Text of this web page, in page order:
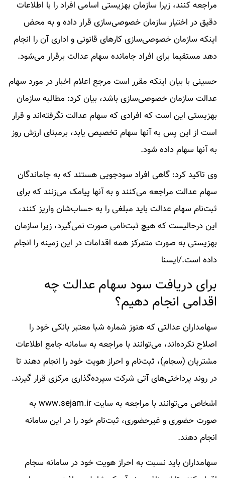
مراجعه کنند، زیرا سازمان بهزیستی اسامی افراد را با اطلاعات
دقیق در اختیار سازمان خصوصی‌سازی قرار داده و به محض
اینکه سازمان خصوصی‌سازی کارهای قانونی و اداری آن را انجام
دهد مستقیما برای افراد جامانده سهام عدالت برقرار می‌شود.
حسینی با بیان اینکه مقرر است مرجع اعلام اخبار در مورد سهام
عدالت سازمان خصوصی‌سازی باشد، بیان کرد: مطالبه سازمان
بهزیستی این است که افرادی که سهام عدالت نگرفته‌اند و قرار
است از این پس به آنها سهام تخصیص یابد، برمبنای ارزش روز
به آنها سهام داده شود.
وی تاکید کرد: گاهی افراد سودجویی هستند که به جاماندگان
سهام عدالت مراجعه می‌کنند و به آنها پیامک می‌زنند که برای
ثبت‌نام سهام عدالت باید مبلغی را به حساب‌شان واریز کنند،
این درحالیست که هیچ ثبت‌نامی صورت نمی‌گیرد، زیرا سازمان
بهزیستی به صورت متمرکز همه اقدامات در این زمینه را انجام
داده است./ایسنا
برای دریافت سود سهام عدالت چه
اقدامی انجام دهیم؟
سهامداران عدالتی که هنوز شماره شبا معتبر بانکی خود را
اصلاح نکرده‌اند، می‌توانند با مراجعه به سامانه جامع اطلاعات
مشتریان (سجام)، ثبت‌نام و احراز هویت خود را انجام دهند تا
در روند پرداختی‌های آتی شرکت سپرده‌گذاری مرکزی قرار گیرند.
اشخاص می‌توانند با مراجعه به سایت www.sejam.ir به
صورت حضوری و غیرحضوری، ثبت‌نام خود را در این سامانه
انجام دهند.
سهامداران باید نسبت به احراز هویت خود در سامانه سجام